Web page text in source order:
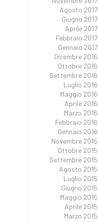
Agosto 2017
Giugno 2017
Aprile 2017
Febbraio 2017
Gennaio 2017
Dicembre 2016
Ottobre 2016
Settembre 2016
Luglio 2016
Maggio 2016
Aprile 2016
Marzo 2016
Febbraio 2016
Gennaio 2016
Novembre 2015
Ottobre 2015
Settembre 2015
Agosto 2015
Luglio 2015
Giugno 2015
Maggio 2015
Aprile 2015
Marzo 2015